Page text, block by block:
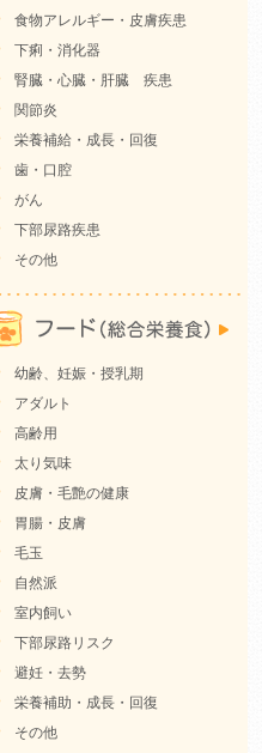
食物アレルギー・皮膚疾患
下痢・消化器
腎臓・心臓・肝臓 疾患
関節炎
栄養補給・成長・回復
歯・口腔
がん
下部尿路疾患
その他
幼齢、妊娠・授乳期
アダルト
高齢用
太り気味
皮膚・毛艶の健康
胃腸・皮膚
毛玉
自然派
室内飼い
下部尿路リスク
避妊・去勢
栄養補助・成長・回復
その他